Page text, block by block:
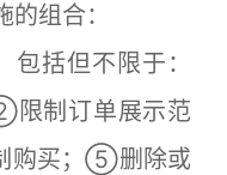
组合：
括但不限于：
制订单展示范
购买；⑤删除或